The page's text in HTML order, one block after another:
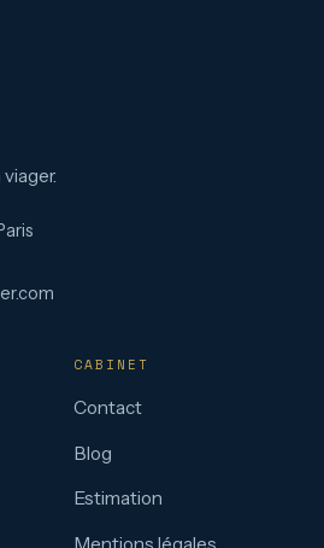
CABINET
Contact
Blog
Estimation
Mentions légales